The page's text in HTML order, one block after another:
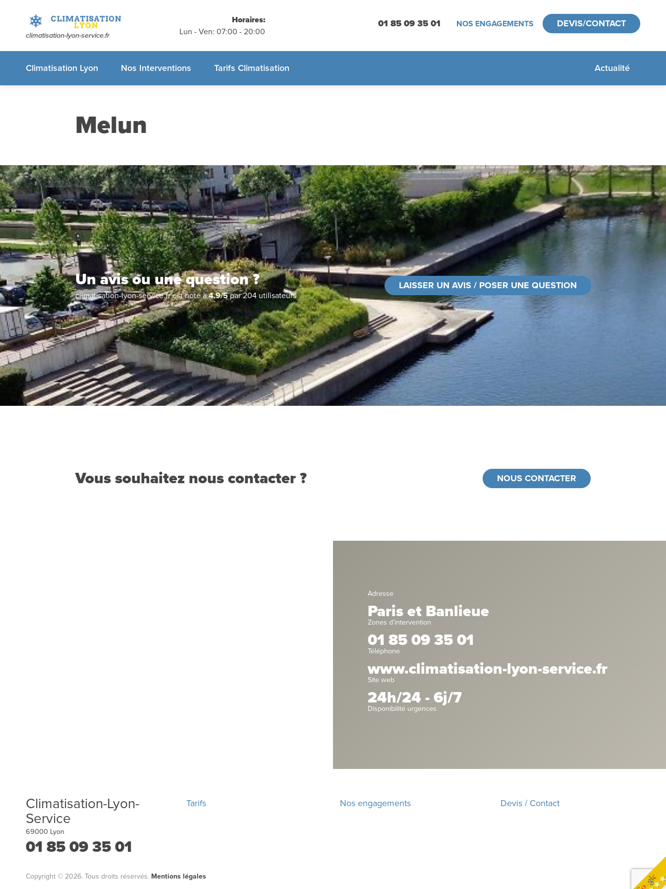
climatisation-lyon-service.fr
Horaires:
Lun - Ven: 07:00 - 20:00
01 85 09 35 01 NOS ENGAGEMENTS DEVIS/CONTACT
Climatisation Lyon Actualité
Nos Interventions Tarifs Climatisation
gratuits
sans engagement
appelez-nous :01.85.09.35.01
Melun
Un avis ou une question ?
climatisation-lyon-service.frest noté à4.9/5 par204 utilisateurs
LAISSER UN AVIS / POSER UNE QUESTION
Vous souhaitez nous contacter ? NOUS CONTACTER
Adresse
Paris et Banlieue
Zones d’intervention
01 85 09 35 01
Téléphone
www.climatisation-lyon-service.fr
Site web
24h/24 - 6j/7
Disponibilité urgences
Climatisation-Lyon-
Service
69000 Lyon
01 85 09 35 01
Tarifs Nos engagements Devis / Contact
Copyright © 2026. Tous droits réservés. Mentions légales